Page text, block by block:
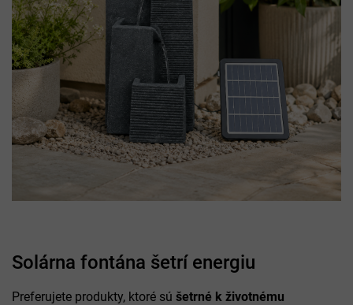
Solárna fontána šetrí energiu
Preferujete produkty, ktoré sú šetrné k životnému